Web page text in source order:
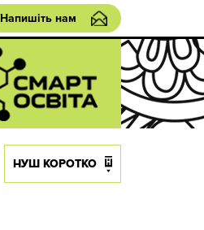
Напишіть нам
НУШ КОРОТКО